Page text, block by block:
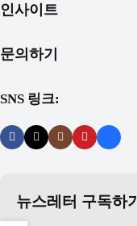
인사이트
문의하기
SNS 링크:
뉴스레터 구독하기